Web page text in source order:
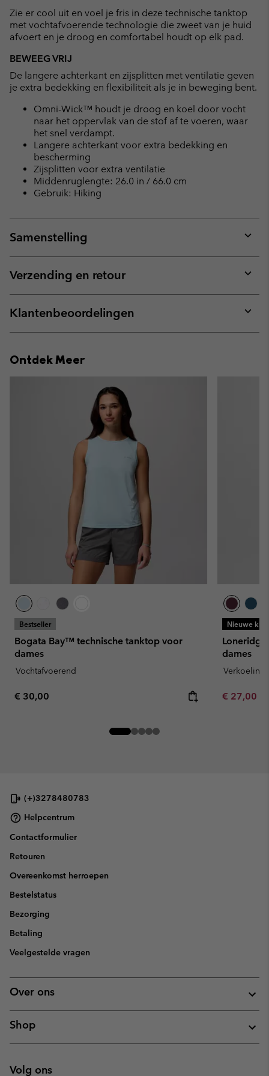
Zie er cool uit en voel je fris in deze technische tanktop
met vochtafvoerende technologie die zweet van je huid
afvoert en je droog en comfortabel houdt op elk pad.
BEWEEG VRIJ
De langere achterkant en zijsplitten met ventilatie geven
je extra bedekking en flexibiliteit als je in beweging bent.
Omni-Wick™ houdt je droog en koel door vocht
naar het oppervlak van de stof af te voeren, waar
het snel verdampt.
Langere achterkant voor extra bedekking en
bescherming
Zijsplitten voor extra ventilatie
Middenruglengte: 26.0 in / 66.0 cm
Gebruik: Hiking
Samenstelling
or
Verzending en retour
or
Klantenbeoordelingen
or
Ontdek Meer
Bestseller
Bogata Bay™ technische tanktop voor
dames
Vochtafvoerend
Regular price:
€ 30,00
Nieuwe
dames
Verkoeling
Minimum
€ 27,00
(+)3278480783
Helpcentrum
Contactformulier
Retouren
Overeenkomst herroepen
Bestelstatus
Bezorging
Betaling
Veelgestelde vragen
Over ons
Shop
Volg ons